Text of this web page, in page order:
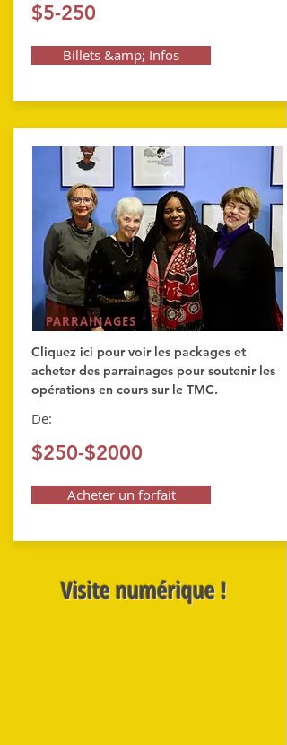
$5-250
Billets &amp; Infos
PARRAINAGES
Cliquez ici pour voir les packages et
acheter des parrainages pour soutenir les
opérations en cours sur le TMC.
De:
$250-$2000
Acheter un forfait
Visite numérique !